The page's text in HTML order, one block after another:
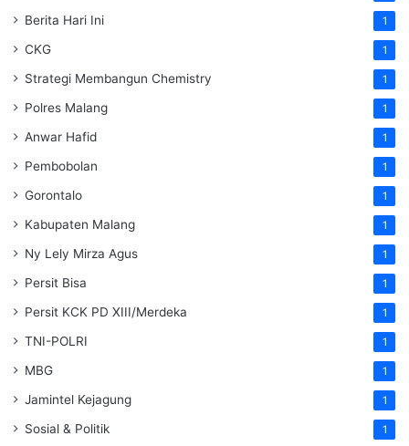
Berita Hari Ini 1
CKG 1
Strategi Membangun Chemistry 1
Polres Malang 1
Anwar Hafid 1
Pembobolan 1
Gorontalo 1
Kabupaten Malang 1
Ny Lely Mirza Agus 1
Persit Bisa 1
Persit KCK PD XIII/Merdeka 1
TNI-POLRI 1
MBG 1
Jamintel Kejagung 1
Sosial & Politik 1